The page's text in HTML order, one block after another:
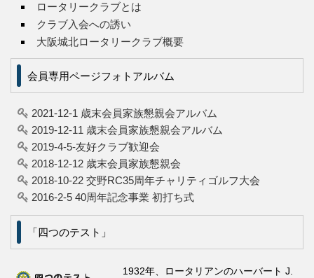
ロータリークラブとは
クラブ入会への誘い
大阪城北ロータリークラブ概要
会員専用ページフォトアルバム
2021-12-1 歳末会員家族懇親会アルバム
2019-12-11 歳末会員家族懇親会アルバム
2019-4-5-友好クラブ歓迎会
2018-12-12 歳末会員家族懇親会
2018-10-22 交野RC35周年チャリティゴルフ大会
2016-2-5 40周年記念事業 初打ち式
「四つのテスト」
1932年、ロータリアンのハーバート J.